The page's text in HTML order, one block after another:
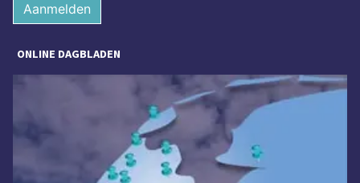
Aanmelden
ONLINE DAGBLADEN